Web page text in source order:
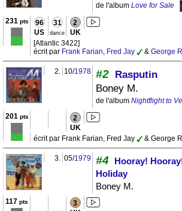
de l'album Love for Sale
231 pts 96
US
31
dance
2
UK
[Atlantic 3422]
écrit par Frank Farian, Fred Jay & George
2. 10/1978 #2 Rasputin
Boney M.
de l'album Nightflight to
201 pts 2
UK
écrit par Frank Farian, Fred Jay & George
3. 05/1979 #4 Hooray!
Holiday
Boney M.
117 pts 3